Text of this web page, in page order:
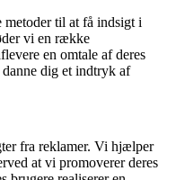
til at få indsigt i
vi en række
en omtale af deres
dig et indtryk af
fra reklamer. Vi hjælper
at vi promoverer deres